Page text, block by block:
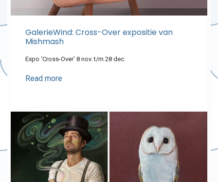
GalerieWind: Cross-Over expositie van
Mishmash
Expo ‘Cross-Over’ 8 nov. t/m 28 dec.
Read more